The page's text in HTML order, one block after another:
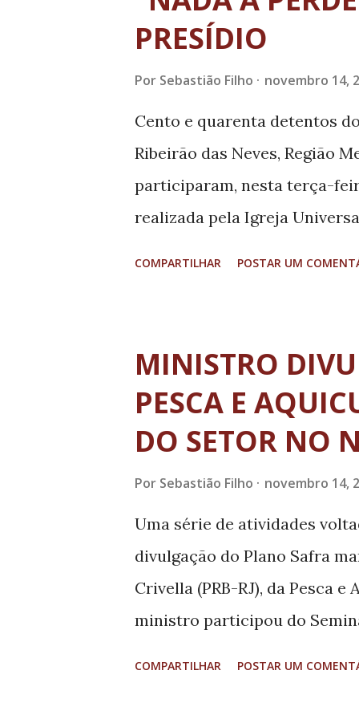
PRESÍDIO
Por Sebastião Filho novembro 14,
Cento e quarenta detentos
Ribeirão das Neves, Região
participaram, nesta terça-
realizada pela Igreja
(Suapi), da Secretaria de
ressocialização por meio da
recuperação de detentos
fomento ao trabalho, estudo,
explica que presos de todas
a presença de representantes
COMPARTILHAR POSTAR UM
MINISTRO
PESCA E
DO SETOR NO
Por Sebastião Filho novembro 14,
Uma série de atividades
divulgação do Plano Safra
Crivella (PRB-RJ), da Pesca
ministro participou do
COMPARTILHAR POSTAR UM